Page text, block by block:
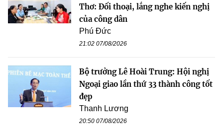
Thơ: Đối thoại, lắng nghe kiến nghị
của công dân
Phú Đức
21:02 07/08/2026
Bộ trưởng Lê Hoài Trung: Hội nghị
Ngoại giao lần thứ 33 thành công tốt
đẹp
Thanh Lương
20:50 07/08/2026